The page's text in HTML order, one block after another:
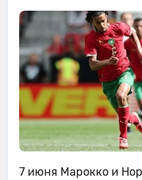
7 июня Марокко и